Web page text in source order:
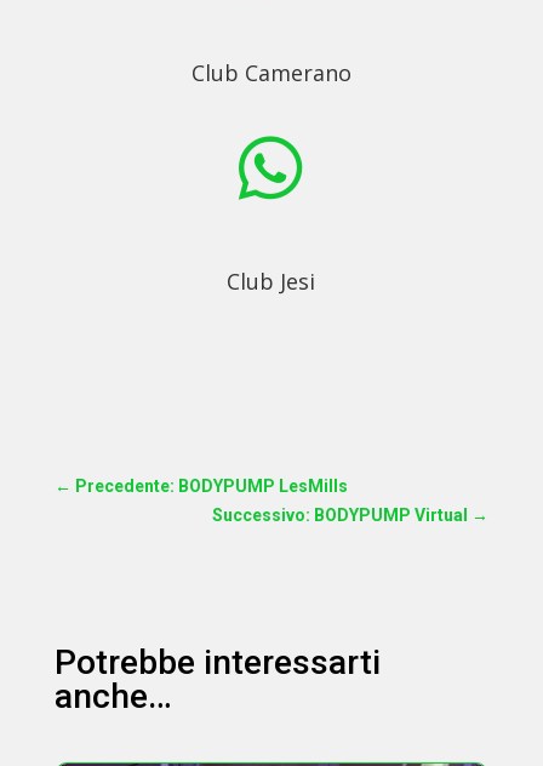
Club Camerano

Club Jesi
← Precedente: BODYPUMP LesMills
Successivo: BODYPUMP Virtual
→
Potrebbe interessarti
anche…